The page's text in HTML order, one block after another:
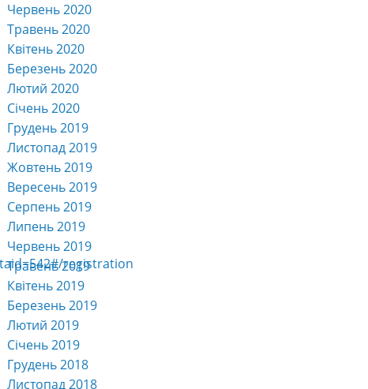
registration
Червень 2020
Травень 2020
Квітень 2020
Березень 2020
Лютий 2020
Січень 2020
Грудень 2019
Листопад 2019
Жовтень 2019
Вересень 2019
Серпень 2019
Липень 2019
Червень 2019
Травень 2019
Квітень 2019
Березень 2019
Лютий 2019
Січень 2019
Грудень 2018
Листопад 2018